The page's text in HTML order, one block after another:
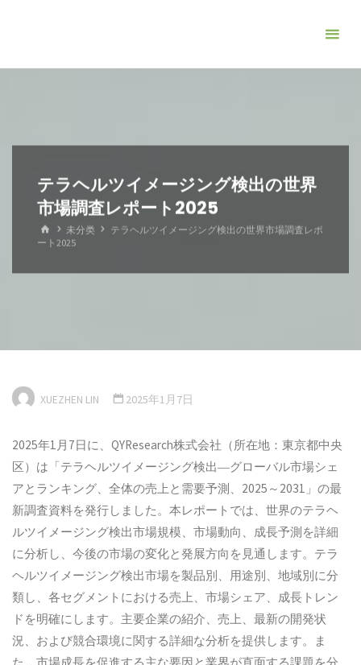
テラヘルツイメージング検出の世界
市場調査レポート2025
ホ
ー
未分类
テラヘルツイメージング検出の世界市場調査レポ
ート2025
XUEZHEN LIN 2025年1月7日
2025年1月7日に、QYResearch株式会社（所在地：東京都中央
区）は「テラヘルツイメージング検出―グローバル市場シェ
アとランキング、全体の売上と需要予測、2025～2031」の最
新調査資料を発行しました。本レポートでは、世界のテラヘ
ルツイメージング検出市場規模、市場動向、成長予測を詳細
に分析し、今後の市場の変化と発展方向を見通します。テラ
ヘルツイメージング検出市場を製品別、用途別、地域別に分
類し、各セグメントにおける売上、市場シェア、成長トレン
ドを明確にします。主要企業の紹介、売上、最新の開発状
況、および競合環境に関する詳細な分析を提供します。ま